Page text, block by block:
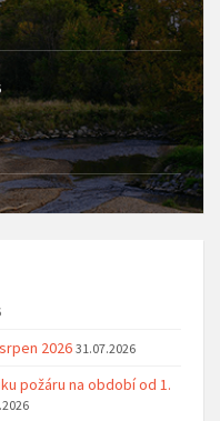
202631.07.2026
požáru na období od 1.